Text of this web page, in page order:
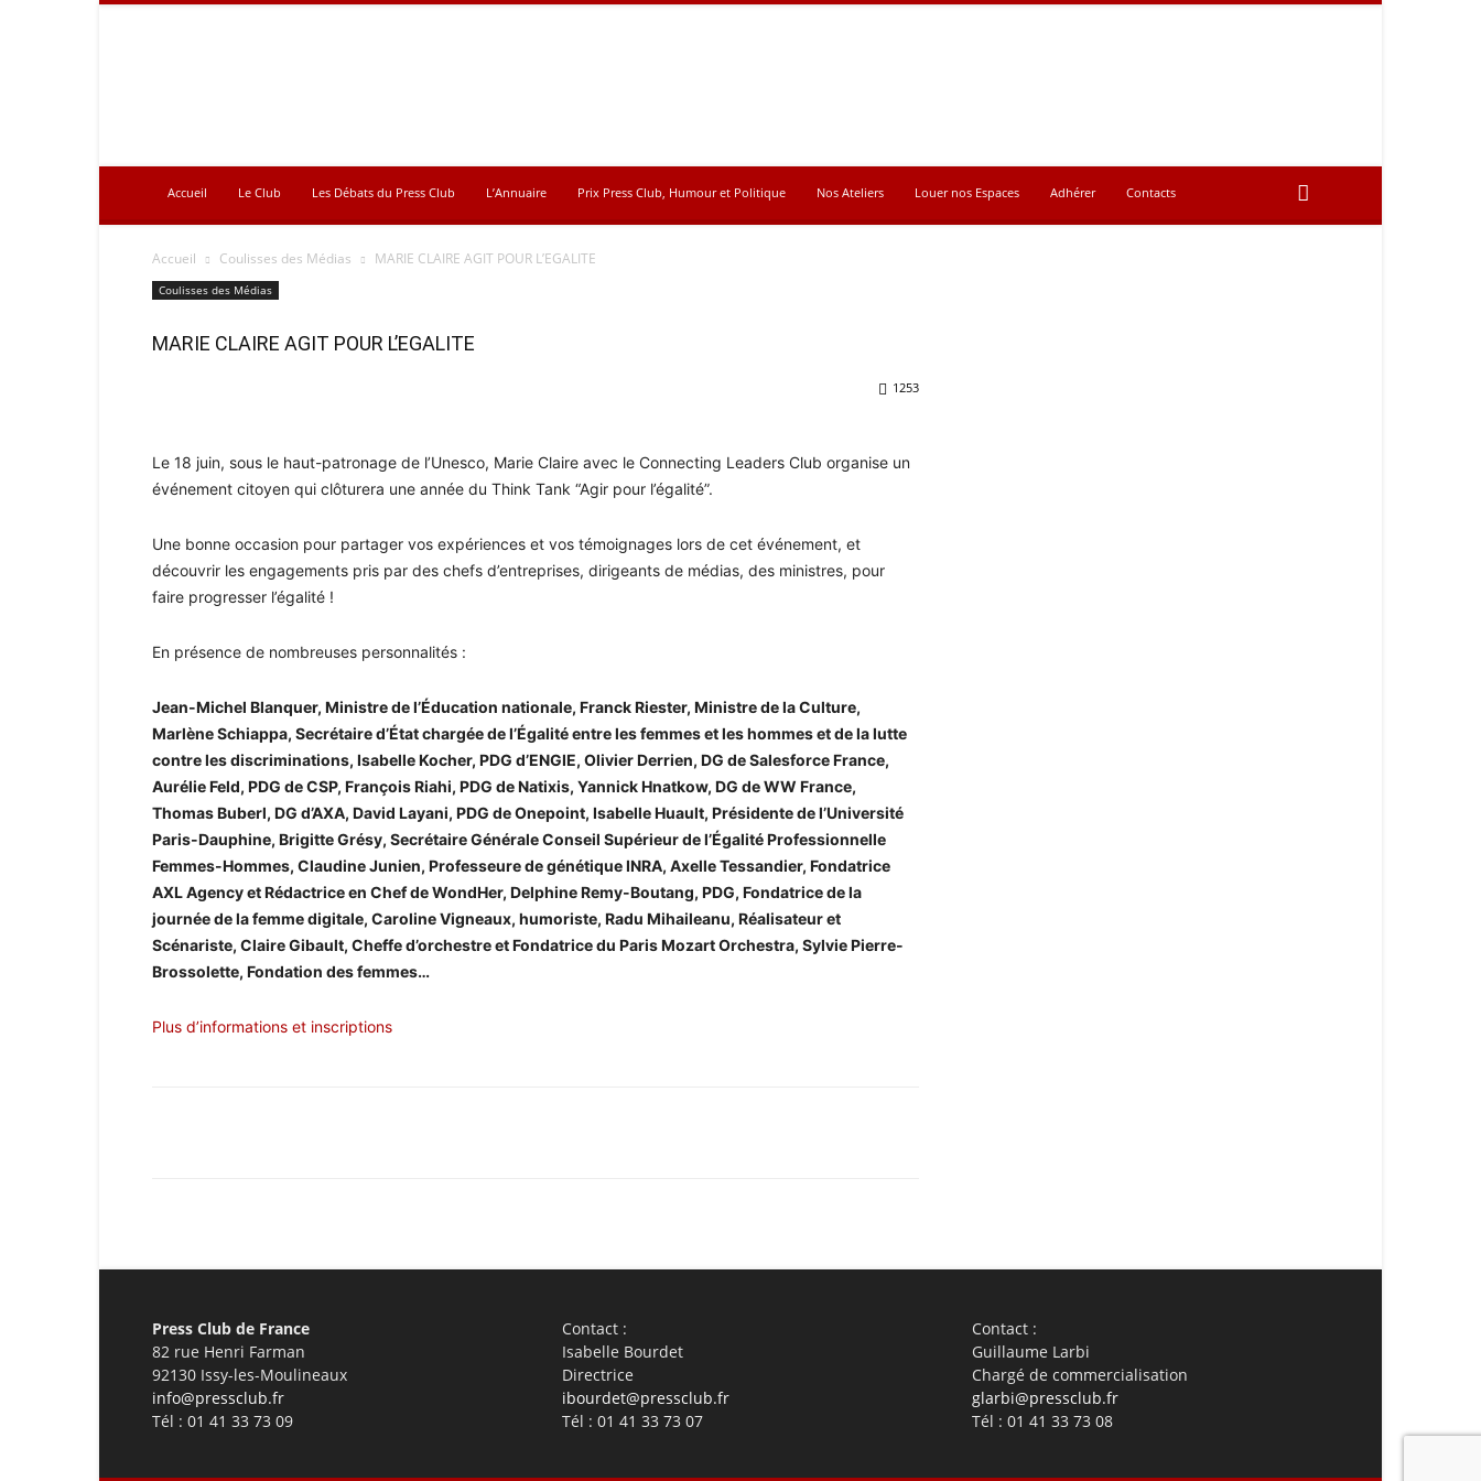
Accueil Le Club Les Débats du Press Club L’Annuaire Prix Press Club, Humour et Politique Nos Ateliers Louer nos Espaces Adhérer Contacts
Accueil Coulisses des Médias MARIE CLAIRE AGIT POUR L’EGALITE
Coulisses des Médias
MARIE CLAIRE AGIT POUR L’EGALITE
1253
Le 18 juin, sous le haut-patronage de l’Unesco, Marie Claire avec le Connecting Leaders Club organise un
événement citoyen qui clôturera une année du Think Tank “Agir pour l’égalité”.
Une bonne occasion pour partager vos expériences et vos témoignages lors de cet événement, et
découvrir les engagements pris par des chefs d’entreprises, dirigeants de médias, des ministres, pour
faire progresser l’égalité !
En présence de nombreuses personnalités :
Jean-Michel Blanquer, Ministre de l’Éducation nationale, Franck Riester, Ministre de la Culture,
Marlène Schiappa, Secrétaire d’État chargée de l’Égalité entre les femmes et les hommes et de la lutte
contre les discriminations, Isabelle Kocher, PDG d’ENGIE, Olivier Derrien, DG de Salesforce France,
Aurélie Feld, PDG de CSP, François Riahi, PDG de Natixis, Yannick Hnatkow, DG de WW France,
Thomas Buberl, DG d’AXA, David Layani, PDG de Onepoint, Isabelle Huault, Présidente de l’Université
Paris-Dauphine, Brigitte Grésy, Secrétaire Générale Conseil Supérieur de l’Égalité Professionnelle
Femmes-Hommes, Claudine Junien, Professeure de génétique INRA, Axelle Tessandier, Fondatrice
AXL Agency et Rédactrice en Chef de WondHer, Delphine Remy-Boutang, PDG, Fondatrice de la
journée de la femme digitale, Caroline Vigneaux, humoriste, Radu Mihaileanu, Réalisateur et
Scénariste, Claire Gibault, Cheffe d’orchestre et Fondatrice du Paris Mozart Orchestra, Sylvie Pierre-
Brossolette, Fondation des femmes…
Plus d’informations et inscriptions
Press Club de France
82 rue Henri Farman
92130 Issy-les-Moulineaux
info@pressclub.fr
Tél : 01 41 33 73 09
Contact :
Isabelle Bourdet
Directrice
ibourdet@pressclub.fr
Tél : 01 41 33 73 07
Contact :
Guillaume Larbi
Chargé de commercialisation
glarbi@pressclub.fr
Tél : 01 41 33 73 08